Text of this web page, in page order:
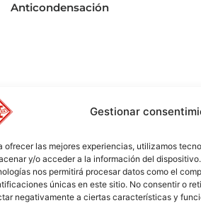
Gestionar
ofrecer las mejores experiencias, utilizamos
y/o acceder a la información del
nos permitirá procesar datos como el
únicas en este sitio. No consentir o
negativamente a ciertas características y
Anticondensación